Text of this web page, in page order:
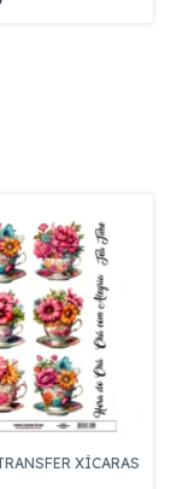
XÍCARAS